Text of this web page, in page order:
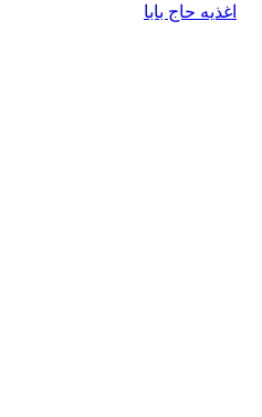
اغذیه حاج بابا